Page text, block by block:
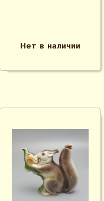
Нет в наличии